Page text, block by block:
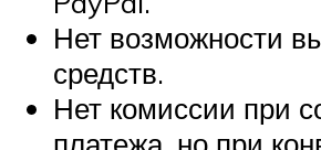
Нет возможности
средств.
Нет комиссии при